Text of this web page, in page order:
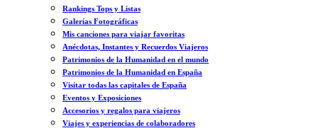
Rankings Tops y Listas
Galerías Fotográficas
Mis canciones para viajar favoritas
Anécdotas, Instantes y Recuerdos Viajeros
Patrimonios de la Humanidad en el mundo
Patrimonios de la Humanidad en España
Visitar todas las capitales de España
Eventos y Exposiciones
Accesorios y regalos para viajeros
Viajes y experiencias de colaboradores